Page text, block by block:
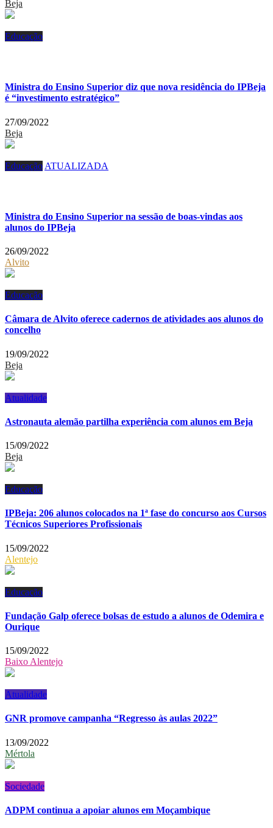
Beja
Educação
Ministra do Ensino Superior diz que nova residência do IPBeja
é “investimento estratégico”
27/09/2022
Beja
Educação ATUALIZADA
Ministra do Ensino Superior na sessão de boas-vindas aos
alunos do IPBeja
26/09/2022
Alvito
Educação
Câmara de Alvito oferece cadernos de atividades aos alunos do
concelho
19/09/2022
Beja
Atualidade
Astronauta alemão partilha experiência com alunos em Beja
15/09/2022
Beja
Educação
IPBeja: 206 alunos colocados na 1ª fase do concurso aos Cursos
Técnicos Superiores Profissionais
15/09/2022
Alentejo
Educação
Fundação Galp oferece bolsas de estudo a alunos de Odemira e
Ourique
15/09/2022
Baixo Alentejo
Atualidade
GNR promove campanha “Regresso às aulas 2022”
13/09/2022
Mértola
Sociedade
ADPM continua a apoiar alunos em Moçambique